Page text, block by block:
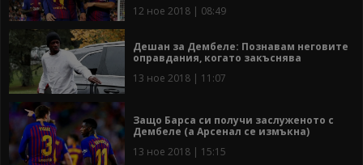
12 ное 2018 | 08:49
Дешан за Дембеле: Познавам неговите
оправдания, когато закъснява
13 ное 2018 | 11:07
Защо Барса си получи заслуженото с
Дембеле (а Арсенал се измъкна)
13 ное 2018 | 15:15